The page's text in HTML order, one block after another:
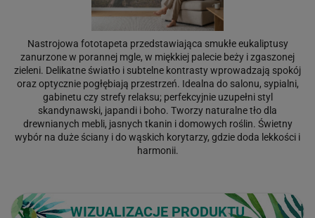
Nastrojowa fototapeta przedstawiająca smukłe eukaliptusy
zanurzone w porannej mgle, w miękkiej palecie beży i zgaszonej
zieleni. Delikatne światło i subtelne kontrasty wprowadzają spokój
oraz optycznie pogłębiają przestrzeń. Idealna do salonu, sypialni,
gabinetu czy strefy relaksu; perfekcyjnie uzupełni styl
skandynawski, japandi i boho. Tworzy naturalne tło dla
drewnianych mebli, jasnych tkanin i domowych roślin. Świetny
wybór na duże ściany i do wąskich korytarzy, gdzie doda lekkości i
harmonii.
WIZUALIZACJE PRODUKTU